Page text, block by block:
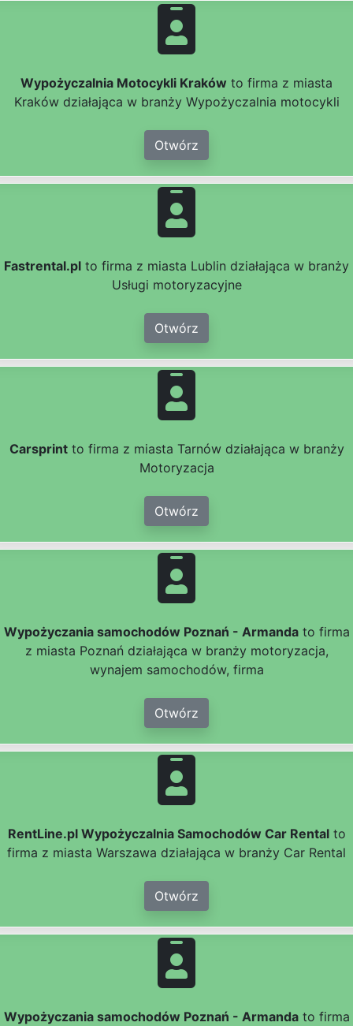
Wypożyczalnia Motocykli Kraków to firma z miasta
Kraków działająca w branży Wypożyczalnia motocykli
Otwórz
Fastrental.pl to firma z miasta Lublin działająca w branży
Usługi motoryzacyjne
Otwórz
Carsprintto firma z miasta Tarnów działająca w branży
Motoryzacja
Otwórz
Wypożyczania samochodów Poznań - Armandato firma
z miasta Poznań działająca w branży motoryzacja,
wynajem samochodów, firma
Otwórz
RentLine.pl Wypożyczalnia Samochodów Car Rentalto
firma z miasta Warszawa działająca w branży Car Rental
Otwórz
Wypożyczania samochodów Poznań - Armandato firma